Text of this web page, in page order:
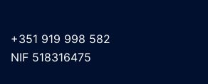
+351 919 998 582
NIF 518316475